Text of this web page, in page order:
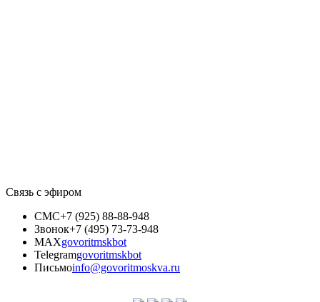
Связь с эфиром
СМС+7 (925) 88-88-948
Звонок+7 (495) 73-73-948
MAXgovoritmskbot
Telegramgovoritmskbot
Письмоinfo@govoritmoskva.ru